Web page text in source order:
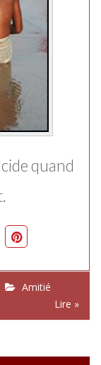
quand
Amitié
Lire »